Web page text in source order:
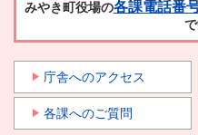
みやき町役場の各課電話番
で
庁舎へのアクセス
各課へのご質問